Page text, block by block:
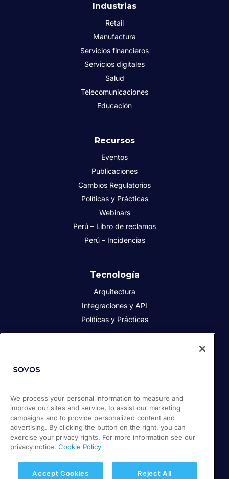
Industrias
Retail
Manufactura
Servicios financieros
Servicios digitales
Salud
Telecomunicaciones
Educación
Recursos
Eventos
Publicaciones
Cambios Regulatorios
Políticas y Prácticas
Webinars
Perú – Libro de reclamos
Perú – Incidencias
Tecnología
Arquitectura
Integraciones y API
Políticas y Prácticas
Responsabilidad social
Soporte / Portal de clientes
Empleos
Política de Privacidad
We process your personal information to measure and
improve our sites and service, to assist our marketing
campaigns and to provide personalized content and
advertising. By clicking the button on the right, you can
exercise your privacy rights. For more information see our
privacy notice. Cookie Policy
Accept Cookies Reject All